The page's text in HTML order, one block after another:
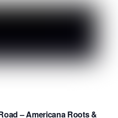
– Americana Roots &